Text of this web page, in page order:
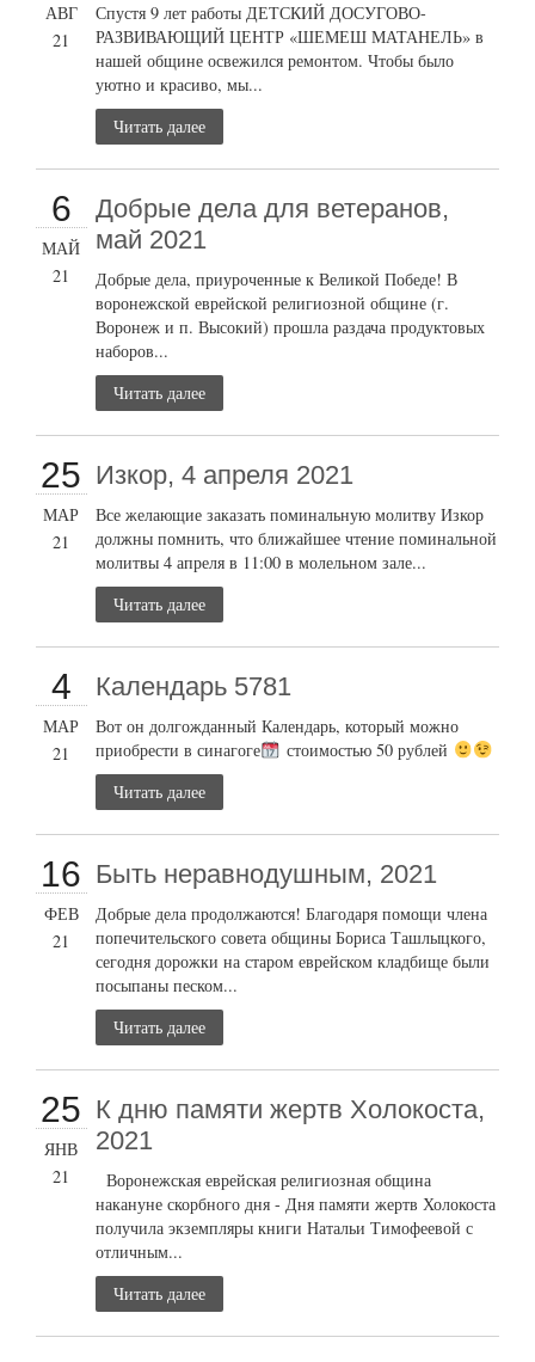
АВГ
21
Спустя 9 лет работы ДЕТСКИЙ ДОСУГОВО-
РАЗВИВАЮЩИЙ ЦЕНТР «ШЕМЕШ МАТАНЕЛЬ» в
нашей общине освежился ремонтом. Чтобы было
уютно и красиво, мы...
Читать далее
6
МАЙ
21
Добрые дела для ветеранов,
май 2021
Добрые дела, приуроченные к Великой Победе! В
воронежской еврейской религиозной общине (г.
Воронеж и п. Высокий) прошла раздача продуктовых
наборов...
Читать далее
25
МАР
21
Изкор, 4 апреля 2021
Все желающие заказать поминальную молитву Изкор
должны помнить, что ближайшее чтение поминальной
молитвы 4 апреля в 11:00 в молельном зале...
Читать далее
4
МАР
21
Календарь 5781
Вот он долгожданный Календарь, который можно
приобрести в синагоге
стоимостью 50 рублей
Читать далее
16
ФЕВ
21
Быть неравнодушным, 2021
Добрые дела продолжаются! Благодаря помощи члена
попечительского совета общины Бориса Ташлыцкого,
сегодня дорожки на старом еврейском кладбище были
посыпаны песком...
Читать далее
25
ЯНВ
21
К дню памяти жертв Холокоста,
2021
Воронежская еврейская религиозная община
накануне скорбного дня - Дня памяти жертв Холокоста
получила экземпляры книги Натальи Тимофеевой с
отличным...
Читать далее